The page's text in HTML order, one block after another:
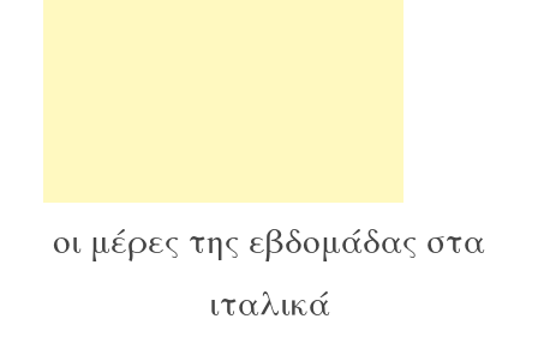
οι μέρες της εβδομάδας στα
ιταλικά